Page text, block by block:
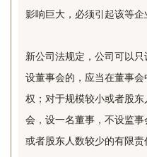
影响巨大，必须引起该等企
新公司法规定，公司可以
设董事会的，应当在董事
权；对于规模较小或者股
会，设一名董事，不设监
或者股东人数较少的有限责